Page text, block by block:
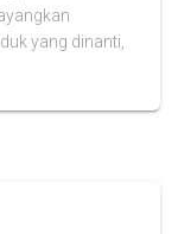
yang dinanti,